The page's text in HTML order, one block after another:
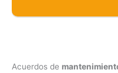
Acuerdos de